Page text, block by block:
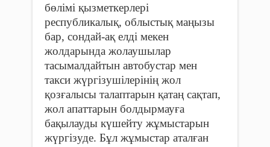
бөлімі қызметкерлері
республикалық, облыстық маңызы
бар, сондай-ақ елді мекен
жолдарында жолаушылар
тасымалдайтын автобустар мен
такси жүргізушілерінің жол
қозғалысы талаптарын қатаң сақтап,
жол апаттарын болдырмауға
бақылауды күшейту жұмыстарын
жүргізуде. Бұл жұмыстар аталған